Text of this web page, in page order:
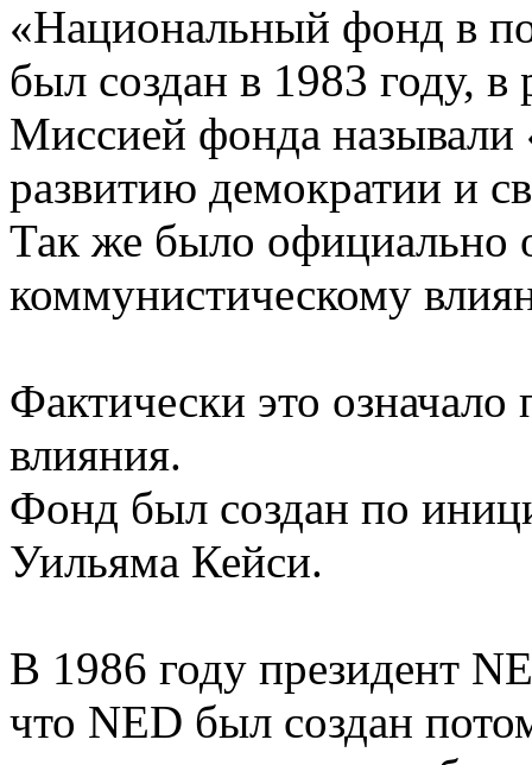
«Национальный фонд в
был создан в 1983 году, в
Миссией фонда называли
развитию демократии и
Так же было официально
коммунистическому
Фактически это
влияния.
Фонд был создан по
Уильяма Кейси.
В 1986 году президент
что NED был создан